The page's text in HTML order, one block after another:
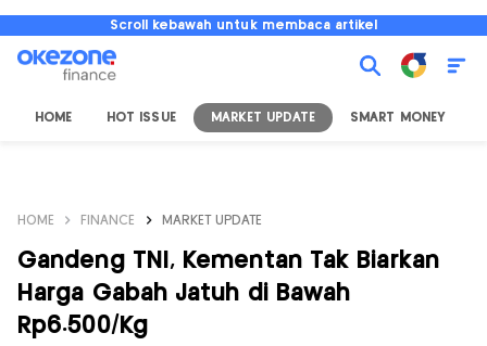
Scroll kebawah untuk membaca artikel
HOME HOT ISSUE MARKET UPDATE SMART MONEY
HOME FINANCE MARKET UPDATE
Gandeng TNI, Kementan Tak Biarkan
Harga Gabah Jatuh di Bawah
Rp6.500/Kg